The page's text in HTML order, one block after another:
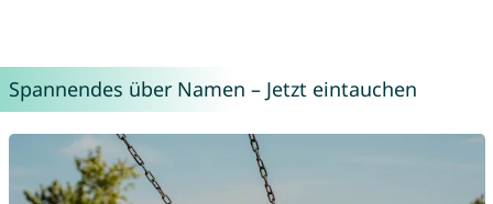
Spannendes über Namen – Jetzt eintauchen